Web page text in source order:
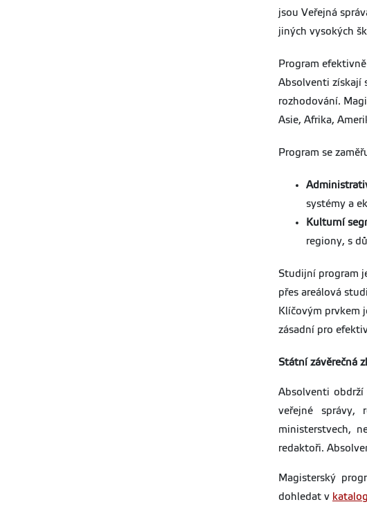
jsou Veřejná
jiných vysokých
Program
Absolventi získají
rozhodování.
Asie, Afrika,
Program se
systémy a
Kulturní
regiony, s
Studijní program
přes areálová
Klíčovým prvkem
zásadní pro
Státní závěrečná
Absolventi
veřejné správy,
ministerstvech,
redaktoři.
Magisterský
dohledat v